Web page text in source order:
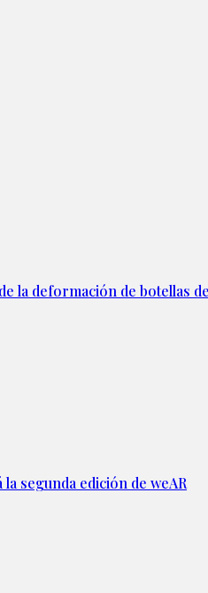
la deformación de botellas
segunda edición de weAR